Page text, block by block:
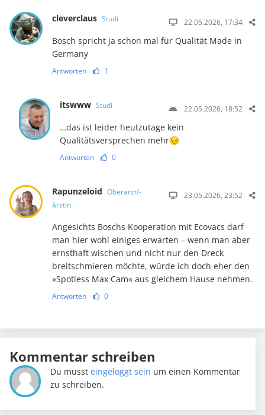
cleverclaus Studi 22.05.2026, 17:34
Bosch spricht ja schon mal für Qualität Made in
Germany
Antworten 1
itswww Studi 22.05.2026, 18:52
…das ist leider heutzutage kein
Qualitätsversprechen mehr😔
Antworten 0
Rapunzeloid Oberarzt/-
ärztin
23.05.2026, 23:52
Angesichts Boschs Kooperation mit Ecovacs darf
man hier wohl einiges erwarten – wenn man aber
ernsthaft wischen und nicht nur den Dreck
breitschmieren möchte, würde ich doch eher den
»Spotless Max Cam« aus gleichem Hause nehmen.
Antworten 0
Kommentar schreiben
Du mussteingeloggt sein um einen Kommentar
zu schreiben.